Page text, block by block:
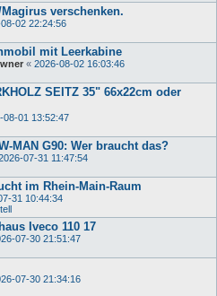
verschenken.
02 22:24:56
mit Leerkabine
« 2026-08-02 16:03:46
SEITZ 35" 66x22cm oder
08-01 13:52:47
MAN G90: Wer braucht das?
07-31 11:47:54
im Rhein-Main-Raum
31 10:44:34
Iveco 110 17
07-30 21:51:47
07-30 21:34:16